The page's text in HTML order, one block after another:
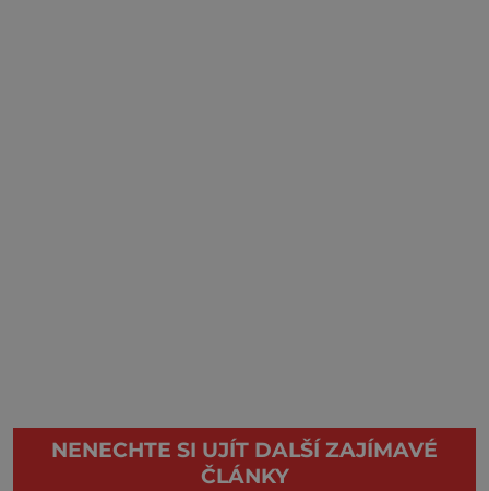
NENECHTE SI UJÍT DALŠÍ ZAJÍMAVÉ
ČLÁNKY